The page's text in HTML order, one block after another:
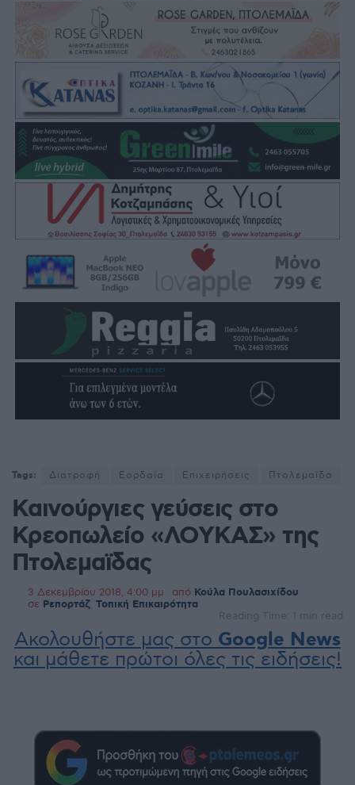
Tags: Διατροφή Εορδαία Επιχειρήσεις Πτολεμαΐδα
Καινούργιες γεύσεις στο
Κρεοπωλείο «ΛΟΥΚΑΣ» της
Πτολεμαϊδας
3 Δεκεμβρίου 2018, 4:00 μμ από Κούλα Πουλασιχίδου
σε Ρεπορτάζ Τοπική Επικαιρότητα
Reading Time: 1 min read
Ακολουθήστε μας στο Google News
και μάθετε πρώτοι όλες τις ειδήσεις!